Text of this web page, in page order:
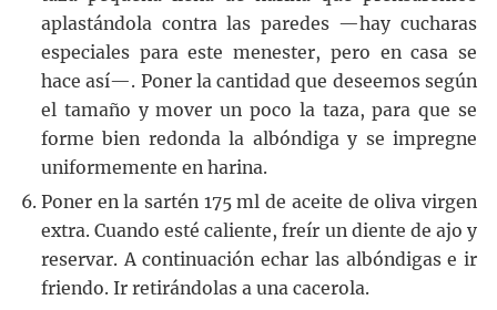
aplastándola contra las paredes —hay cucharas
especiales para este menester, pero en casa se
hace así—. Poner la cantidad que deseemos según
el tamaño y mover un poco la taza, para que se
forme bien redonda la albóndiga y se impregne
uniformemente en harina.
Poner en la sartén 175 ml de aceite de oliva virgen
extra. Cuando esté caliente, freír un diente de ajo y
reservar. A continuación echar las albóndigas e ir
friendo. Ir retirándolas a una cacerola.